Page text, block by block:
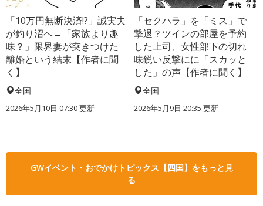
「10万円無断決済!?」誠実夫
が釣り沼へ→「家族より趣
味？」限界妻が突きつけた
離婚という結末【作者に聞
く】
全国
2026年5月10日 07:30 更新
「セクハラ」を「ミス」で
撃退？ツインの部屋を予約
した上司、女性部下の切れ
味鋭い反撃にに「スカッと
した」の声【作者に聞く】
全国
2026年5月9日 20:35 更新
GWイベント・おでかけトピックス【四国】をもっと見
る